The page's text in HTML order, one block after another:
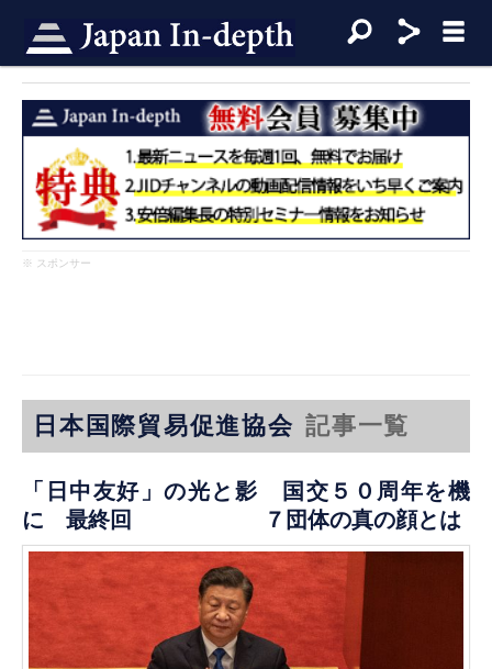
※ スポンサー
日本国際貿易促進協会 記事一覧
「日中友好」の光と影 国交５０周年を機
に 最終回 ７団体の真の顔とは